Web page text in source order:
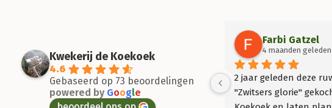
Kwekerij de Koekoek
4.6
Gebaseerd op 73 beoordelingen
powered by Google
Farbi Gatzel
4 maanden geleden
2 jaar geleden deze
"Zwitsers glorie"